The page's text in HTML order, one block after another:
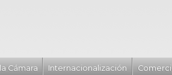
Cámara Internacionalización